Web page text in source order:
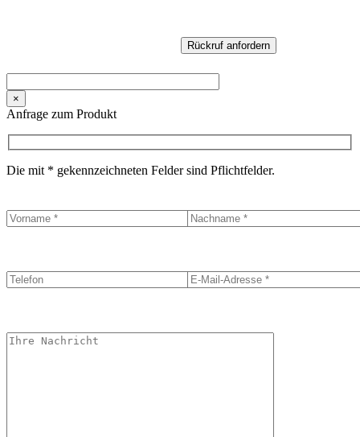
×
Anfrage zum Produkt
Die mit * gekennzeichneten Felder sind Pflichtfelder.